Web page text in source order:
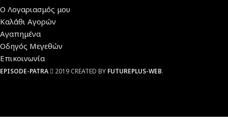
Ο Λογαριασμός μου
Καλάθι Αγορών
Αγαπημένα
Οδηγός Μεγεθών
Επικοινωνία
EPISODE-PATRA 2019 CREATED BY FUTUREPLUS-WEB.